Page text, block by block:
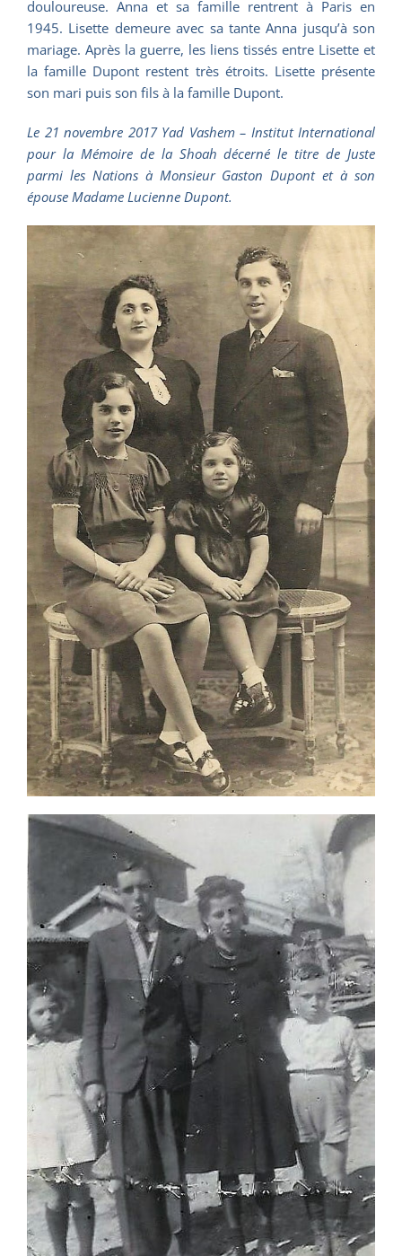
douloureuse. Anna et sa famille rentrent à Paris en
1945. Lisette demeure avec sa tante Anna jusqu’à son
mariage. Après la guerre, les liens tissés entre Lisette et
la famille Dupont restent très étroits. Lisette présente
son mari puis son fils à la famille Dupont.
Le 21 novembre 2017 Yad Vashem – Institut International
pour la Mémoire de la Shoah décerné le titre de Juste
parmi les Nations à Monsieur Gaston Dupont et à son
épouse Madame Lucienne Dupont.